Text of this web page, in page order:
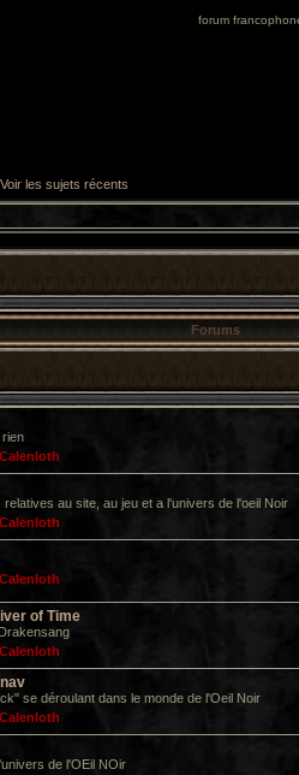
forum
Voir les sujets récents
Forums
rien
Calenloth
au site, au jeu et a l'univers de l'oeil Noir
Calenloth
Calenloth
of Time
Calenloth
se déroulant dans le monde de l'Oeil Noir
Calenloth
de l'OEil NOir